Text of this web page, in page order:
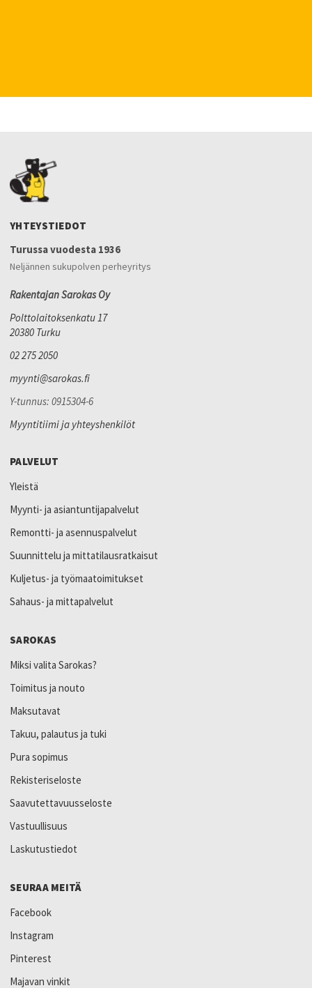
YHTEYSTIEDOT
Turussa vuodesta 1936
Neljännen sukupolven perheyritys
Rakentajan Sarokas Oy
Polttolaitoksenkatu 17
20380 Turku
02 275 2050
myynti@sarokas.fi
Y-tunnus: 0915304-6
Myyntitiimi ja yhteyshenkilöt
PALVELUT
Yleistä
Myynti- ja asiantuntijapalvelut
Remontti- ja asennuspalvelut
Suunnittelu ja mittatilausratkaisut
Kuljetus- ja työmaatoimitukset
Sahaus- ja mittapalvelut
SAROKAS
Miksi valita Sarokas?
Toimitus ja nouto
Maksutavat
Takuu, palautus ja tuki
Pura sopimus
Rekisteriseloste
Saavutettavuusseloste
Vastuullisuus
Laskutustiedot
SEURAA MEITÄ
Facebook
Instagram
Pinterest
Majavan vinkit